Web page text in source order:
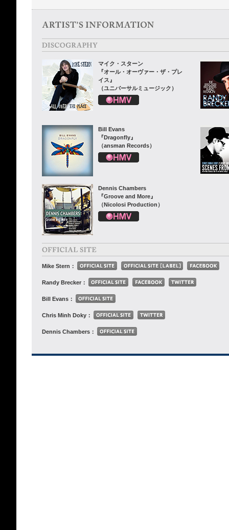
マイク・スターン
『オール・オーヴァー・ザ・プレ
イス』
（ユニバーサルミュージック）
Bill Evans
『Dragonfly』
（ansman Records）
Dennis Chambers
『Groove and More』
（Nicolosi Production）
Mike Stern：
Randy Brecker：
Bill Evans：
Chris Minh Doky：
Dennis Chambers：